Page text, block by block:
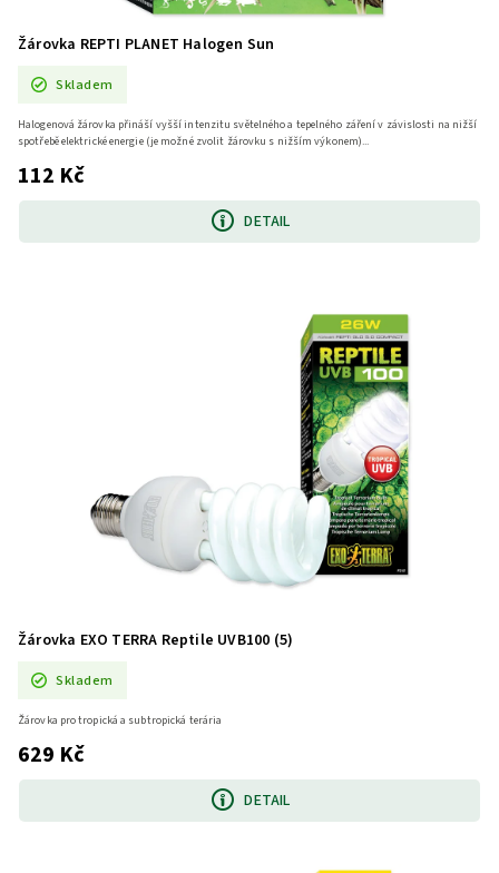
Žárovka REPTI PLANET Halogen Sun
Skladem
112 Kč
DETAIL
Halogenová žárovka přináší vyšší intenzitu světelného a tepelného záření v závislosti na nižší
spotřebě elektrické energie (je možné zvolit žárovku s nižším výkonem)...
Žárovka EXO TERRA Reptile UVB100 (5)
Skladem
629 Kč
DETAIL
Žárovka pro tropická a subtropická terária